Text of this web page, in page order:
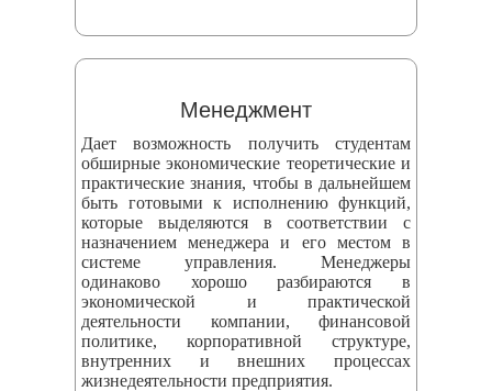
Менеджмент
Дает возможность получить студентам
обширные экономические теоретические и
практические знания, чтобы в дальнейшем
быть готовыми к исполнению функций,
которые выделяются в соответствии с
назначением менеджера и его местом в
системе управления. Менеджеры
одинаково хорошо разбираются в
экономической и практической
деятельности компании, финансовой
политике, корпоративной структуре,
внутренних и внешних процессах
жизнедеятельности предприятия.